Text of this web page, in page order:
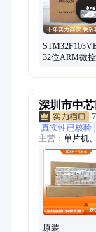
ad8534aruz放
op90gpz通用
ad712jrz精密
op162gsz精密
32位ARM微控
深圳市中
真实性已核验
主营： 单片机
ADI亚德诺、
件、电源芯片
科芯、阿尔特
浦、ST意法
原装